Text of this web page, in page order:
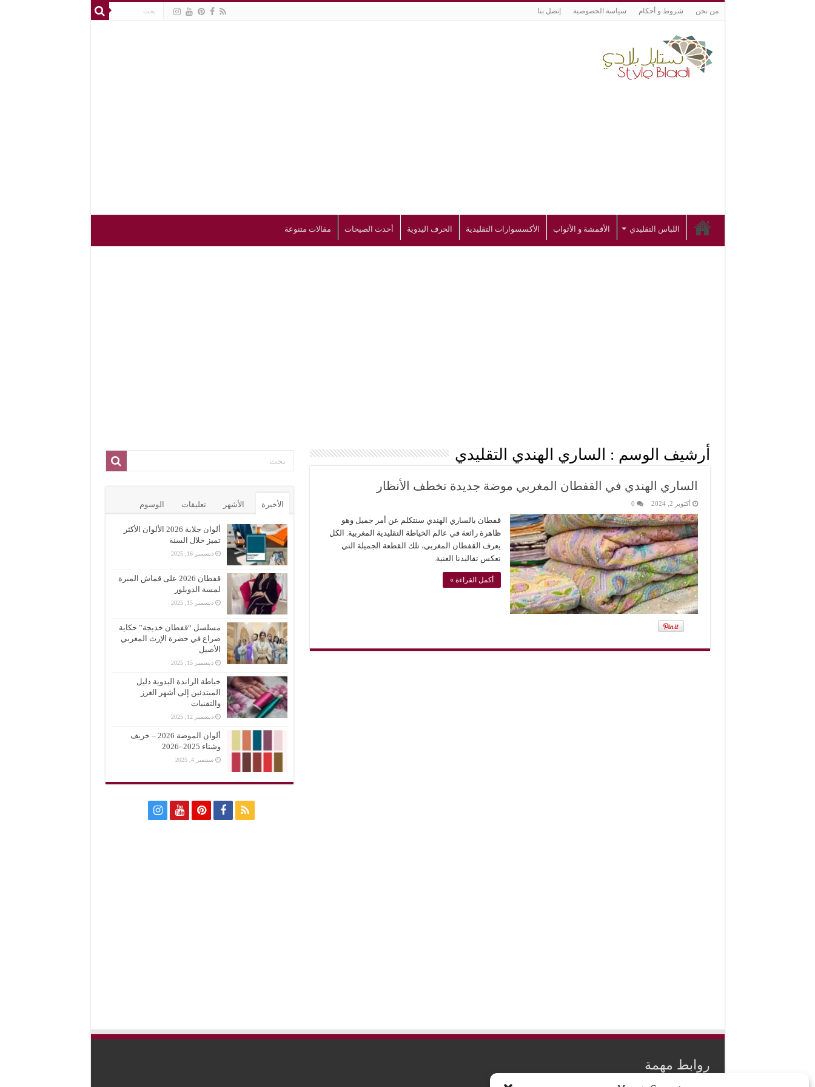
من نحن شروط و أحكام سياسة الخصوصية إتصل بنا
اللباس التقليدي الأقمشة و الأثواب الأكسسوارات التقليدية الحرف اليدوية أحدث الصيحات مقالات متنوعة
أرشيف الوسم : الساري الهندي التقليدي
الساري الهندي في القفطان المغربي موضة جديدة تخطف الأنظار
أكتوبر 2, 2024 0
قفطان بالساري الهندي سنتكلم عن أمر جميل وهو
ظاهرة رائعة في عالم الخياطة التقليدية المغربية. الكل
يعرف القفطان المغربي، تلك القطعة الجميلة التي
تعكس تقاليدنا الغنية.
أكمل القراءة »
الأخيرة الأشهر تعليقات الوسوم
ألوان جلابة 2026 الألوان الأكثر
تميز خلال السنة
ديسمبر 16, 2025
قفطان 2026 على قماش المبرة
لمسة الدوبلور
ديسمبر 15, 2025
مسلسل “قفطان خديجة” حكاية
صراع في حضرة الإرث المغربي
الأصيل
ديسمبر 15, 2025
خياطة الراندة اليدوية دليل
المبتدئين إلى أشهر الغرز
والتقنيات
ديسمبر 12, 2025
ألوان الموضة 2026 – خريف
وشتاء 2025–2026
سبتمبر 4, 2025
روابط مهمة